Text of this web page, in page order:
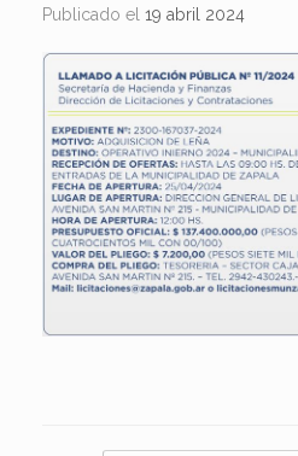
Publicado el 19 abril 2024